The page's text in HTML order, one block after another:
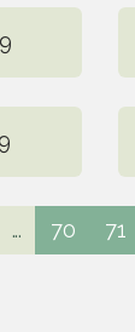
... 70 71